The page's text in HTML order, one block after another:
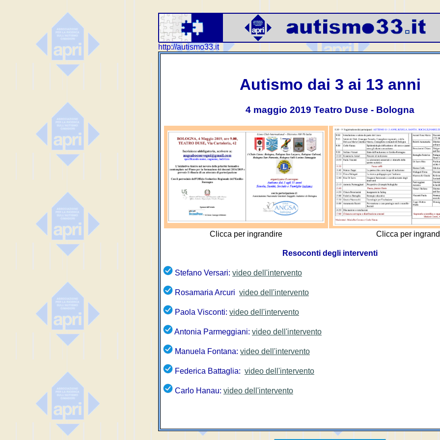
http://autismo33.it
Autismo dai 3 ai 13 anni
4 maggio 2019 Teatro Duse - Bologna
Clicca per ingrandire Clicca per
Resoconti degli interventi
Stefano Versari: video dell'intervento
Rosamaria Arcuri video dell'intervento
Paola Visconti: video dell'intervento
Antonia Parmeggiani: video dell'intervento
Manuela Fontana: video dell'intervento
Federica Battaglia: video dell'intervento
Carlo Hanau: video dell'intervento